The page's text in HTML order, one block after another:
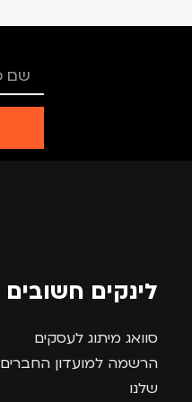
לינקים חשובים
סוואג מיתוג לעסקים
הרשמה למועדון החברים
שלנו